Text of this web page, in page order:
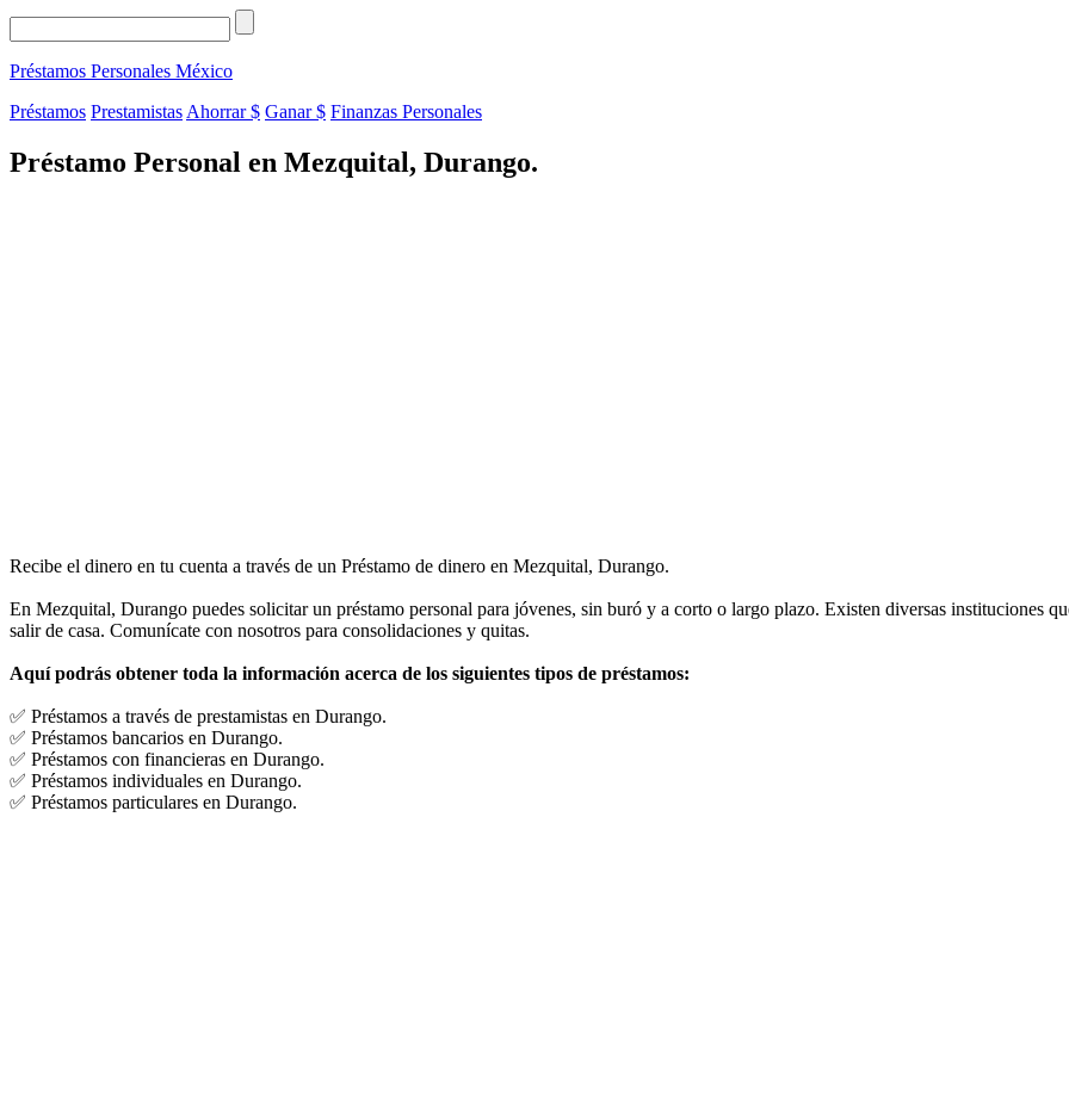
Préstamos Personales México
Préstamos Prestamistas Ahorrar $ Ganar $ Finanzas Personales
Préstamo Personal en Mezquital, Durango.
Recibe el dinero en tu cuenta a través de un Préstamo de dinero en Mezquital, Durango.
En Mezquital, Durango puedes solicitar un préstamo personal para jóvenes, sin buró y a corto o largo plazo. Existen diversas instituciones
salir de casa. Comunícate con nosotros para consolidaciones y quitas.
Aquí podrás obtener toda la información acerca de los siguientes tipos de préstamos:
✅ Préstamos a través de prestamistas en Durango.
✅ Préstamos bancarios en Durango.
✅ Préstamos con financieras en Durango.
✅ Préstamos individuales en Durango.
✅ Préstamos particulares en Durango.